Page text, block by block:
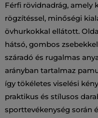
Férfi rövidnadrág, amely
rögzítéssel, minőségi
övhurkokkal ellátott.
hátsó, gombos
száradó és rugalmas
arányban tartalmaz
így tökéletes viselési
praktikus és stílusos
sporttevékenység során